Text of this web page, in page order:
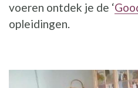
voeren ontdek je de ‘
opleidingen.